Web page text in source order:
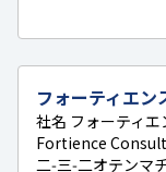
フォーティエン
社名 フォーティ
Fortience
二‑三‑二オテンマ